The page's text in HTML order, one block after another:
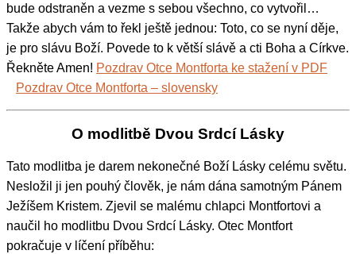
bude odstraněn a vezme s sebou všechno, co vytvořil…
Takže abych vám to řekl ještě jednou: Toto, co se nyní děje,
je pro slávu Boží. Povede to k větší slávě a cti Boha a Církve.
Řekněte Amen! Pozdrav Otce Montforta ke stažení v PDF
Pozdrav Otce Montforta – slovensky
O modlitbě Dvou Srdcí Lásky
Tato modlitba je darem nekonečné Boží Lásky celému světu.
Nesložil ji jen pouhý člověk, je nám dána samotným Pánem
Ježíšem Kristem. Zjevil se malému chlapci Montfortovi a
naučil ho modlitbu Dvou Srdcí Lásky. Otec Montfort
pokračuje v líčení příběhu: